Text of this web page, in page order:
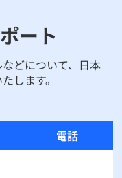
電話
ート
どについて、日本
します。